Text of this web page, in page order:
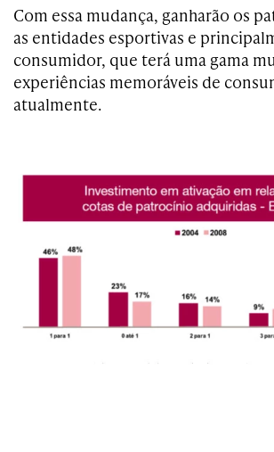
Com essa mudança, ganharão os
as entidades esportivas e
consumidor, que terá uma gama
experiências memoráveis de
atualmente.